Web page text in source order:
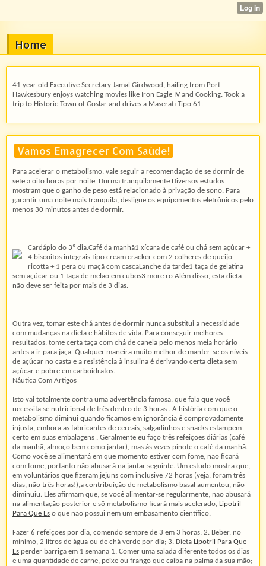
Home
41 year old Executive Secretary Jamal Girdwood, hailing from Port
Hawkesbury enjoys watching movies like Iron Eagle IV and Cooking. Took a
trip to Historic Town of Goslar and drives a Maserati Tipo 61.
Vamos Emagrecer Com Saúde!
Para acelerar o metabolismo, vale seguir a recomendação de se dormir de
sete a oito horas por noite. Durma tranquilamente Diversos estudos
mostram que o ganho de peso está relacionado à privação de sono. Para
garantir uma noite mais tranquila, desligue os equipamentos eletrônicos pelo
menos 30 minutos antes de dormir.
Cardápio do 3º dia.Café da manhã1 xícara de café ou chá sem açúcar +
4 biscoitos integrais tipo cream cracker com 2 colheres de queijo
ricotta + 1 pera ou maçã com cascaLanche da tarde1 taça de gelatina
sem açúcar ou 1 taça de melão em cubos3 more ro Além disso, esta dieta
não deve ser feita por mais de 3 dias.
Outra vez, tomar este chá antes de dormir nunca substitui a necessidade
com mudanças na dieta e hábitos de vida. Para conseguir melhores
resultados, tome certa taça com chá de canela pelo menos meia horário
antes a ir para jaça. Qualquer maneira muito melhor de manter-se os níveis
de açúcar no casta e a resistência à insulina é derivando certa dieta sem
açúcar e pobre em carboidratos.
Náutica Com Artigos
Isto vai totalmente contra uma advertência famosa, que fala que você
necessita se nutricional de três dentro de 3 horas . A história com que o
metabolismo diminui quando ficamos em ignorância é comprovadamente
injusta, embora as fabricantes de cereais, salgadinhos e snacks estampem
certo em suas embalagens . Geralmente eu faço três refeições diárias (café
da manhã, almoço bem como jantar), mas às vezes pinote o café da manhã.
Como você se alimentará em que momento estiver com fome, não ficará
com fome, portanto não abusará na jantar seguinte. Um estudo mostra que,
em voluntários que fizeram jejuns com inclusive 72 horas (veja, foram três
dias, não três horas!),a contribuição de metabolismo basal aumentou, não
diminuiu. Eles afirmam que, se você alimentar-se regularmente, não abusará
na alimentação posterior e sô metabolismo ficará mais acelerado, Lipotril
Para Que Es o que não possui nem um embasamento científico.
Fazer 6 refeições por dia, comendo sempre de 3 em 3 horas; 2. Beber, no
mínimo, 2 litros de água ou de chá verde por dia; 3. Dieta Lipotril Para Que
Es perder barriga em 1 semana 1. Comer uma salada diferente todos os dias
e uma quantidade de carne, peixe ou frango que caiba na palma da sua mão;